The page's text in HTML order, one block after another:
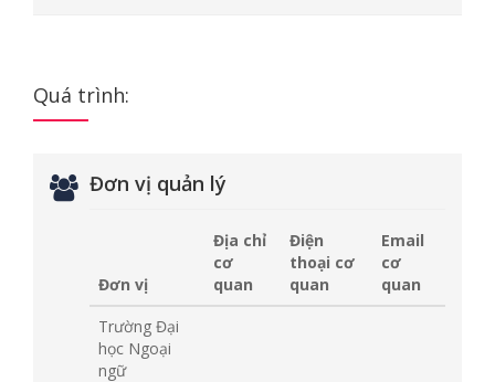
Quá trình:
Đơn vị quản lý
Đơn vị
Địa chỉ
cơ
quan
Điện
thoại cơ
quan
Email
cơ
quan
Trường Đại
học Ngoại
ngữ